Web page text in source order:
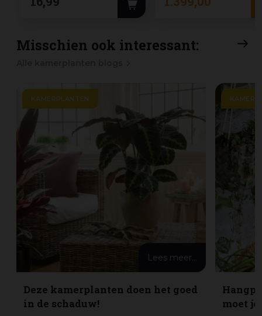
Misschien ook interessant:
Deze kamerplanten doen het goed
in de schaduw!
KAMERPLANTEN
Lees meer...
moet